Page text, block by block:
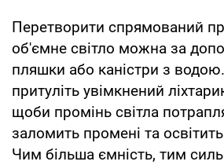
Перетворити спрямований
об'ємне світло можна за
пляшки або каністри з
притуліть увімкнений
щоби промінь світла
заломить промені та
Чим більша ємність, тим